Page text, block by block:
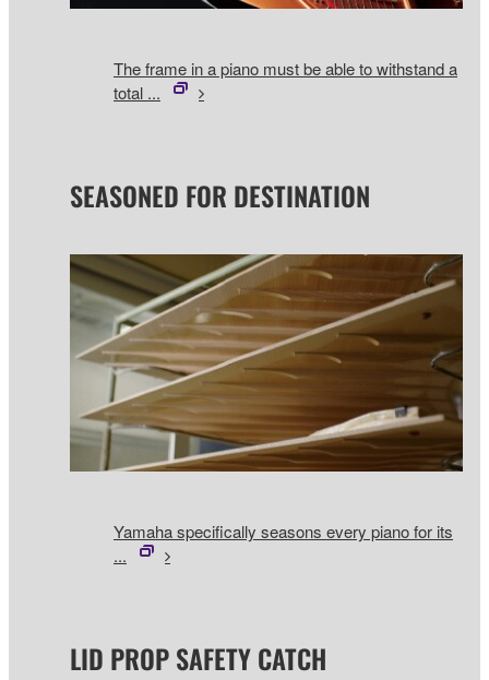
The frame in a piano must be able to withstand a
total ...
SEASONED FOR DESTINATION
Yamaha specifically seasons every piano for its
...
LID PROP SAFETY CATCH